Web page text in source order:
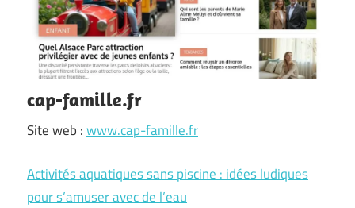
cap-famille.fr
Site web :www.cap-famille.fr
Activités aquatiques sans piscine : idées ludiques
pour s’amuser avec de l’eau